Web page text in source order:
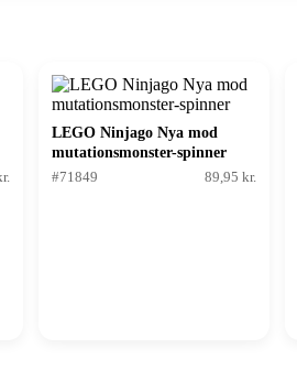
LEGO Ninjago Nya mod
mutationsmonster-spinner
#71849
89,95 kr.